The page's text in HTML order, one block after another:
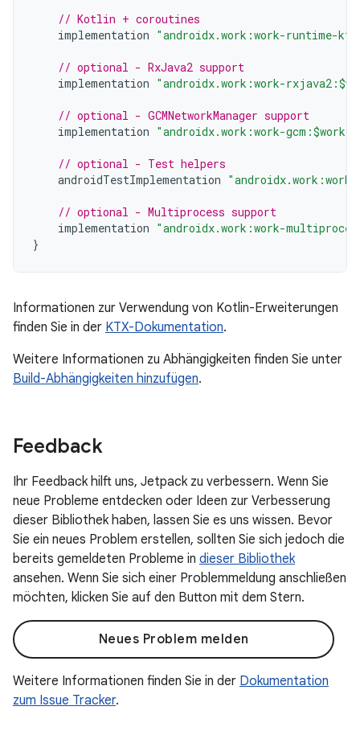
// Kotlin + coroutines
implementation "androidx.work:work-runtime-
// optional - RxJava2 support
implementation "androidx.work:work-
// optional - GCMNetworkManager support
implementation "androidx.work:work-
// optional - Test helpers
androidTestImplementation
// optional - Multiprocess support
implementation "androidx.work:work-
}
Informationen zur Verwendung von Kotlin-Erweiterungen
finden Sie in der KTX-Dokumentation.
Weitere Informationen zu Abhängigkeiten finden Sie unter
Build-Abhängigkeiten hinzufügen.
Feedback
Ihr Feedback hilft uns, Jetpack zu verbessern. Wenn Sie
neue Probleme entdecken oder Ideen zur Verbesserung
dieser Bibliothek haben, lassen Sie es uns wissen. Bevor
Sie ein neues Problem erstellen, sollten Sie sich jedoch die
bereits gemeldeten Probleme in dieser Bibliothek
ansehen. Wenn Sie sich einer Problemmeldung anschließen
möchten, klicken Sie auf den Button mit dem Stern.
Neues Problem melden
Weitere Informationen finden Sie in der Dokumentation
zum Issue Tracker.